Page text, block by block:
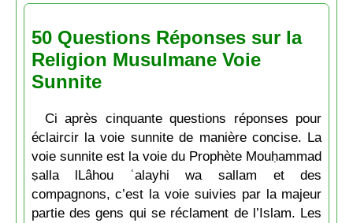
50 Questions Réponses sur la
Religion Musulmane Voie
Sunnite
Ci après cinquante questions réponses pour
éclaircir la voie sunnite de manière concise. La
voie sunnite est la voie du Prophète Mouḥammad
ṣalla lLâhou ʿalayhi wa sallam et des
compagnons, c’est la voie suivies par la majeur
partie des gens qui se réclament de l’Islam. Les